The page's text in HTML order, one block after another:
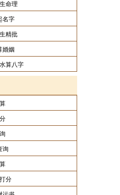
命理
名字
精批
婚姻
算八字
询
分